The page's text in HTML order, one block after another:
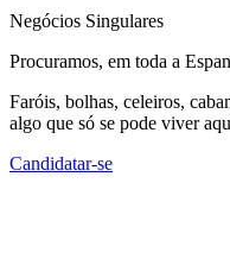
Negócios Singulares
Procuramos, em toda a
Faróis, bolhas, celeiros,
algo que só se pode viver
Candidatar-se